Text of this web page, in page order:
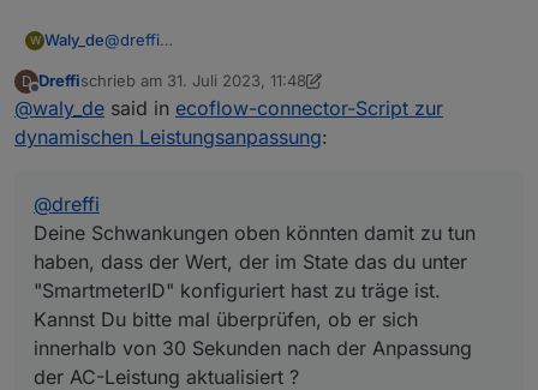
W Waly_de@dreffi
Telegramme. Aber ohne einen ausführlichen
Logauszug, Mit der Einstellung
Debug: true
komm ich da nicht weiter.
Deine Schwankungen oben könnten damit zu tun
haben, dass der Wert, der im State das du unter
"SmartmeterID" konfiguriert hast zu träge ist. Kannst
Du bitte mal überprüfen, ob er sich innerhalb von 30
D
Offline
Dreffischrieb am 31. Juli 2023, 11:48
zuletzt editiert von Dreffi
@waly_de said in ecoflow-connector-Script zur
dynamischen Leistungsanpassung:
@dreffi
Deine Schwankungen oben könnten damit zu tun
haben, dass der Wert, der im State das du unter
"SmartmeterID" konfiguriert hast zu träge ist.
Kannst Du bitte mal überprüfen, ob er sich
innerhalb von 30 Sekunden nach der Anpassung
der AC-Leistung aktualisiert ?